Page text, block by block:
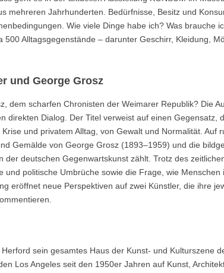
mehreren Jahrhunderten. Bedürfnisse, Besitz und
Wie viele Dinge habe ich? Was brauche
Alltagsgegenstände – darunter Geschirr, Kleidung,
und George Grosz
dem scharfen Chronisten der Weimarer Republik? Die
direkten Dialog. Der Titel verweist auf einen Gegensatz,
und privatem Alltag, von Gewalt und Normalität. Auf
Gemälde von George Grosz (1893–1959) und die
deutschen Gegenwartskunst zählt. Trotz des
politische Umbrüche sowie die Frage, wie Menschen
eröffnet neue Perspektiven auf zwei Künstler, die ihre
sein gesamtes Haus der Kunst- und Kulturszene
Los Angeles seit den 1950er Jahren auf Kunst,